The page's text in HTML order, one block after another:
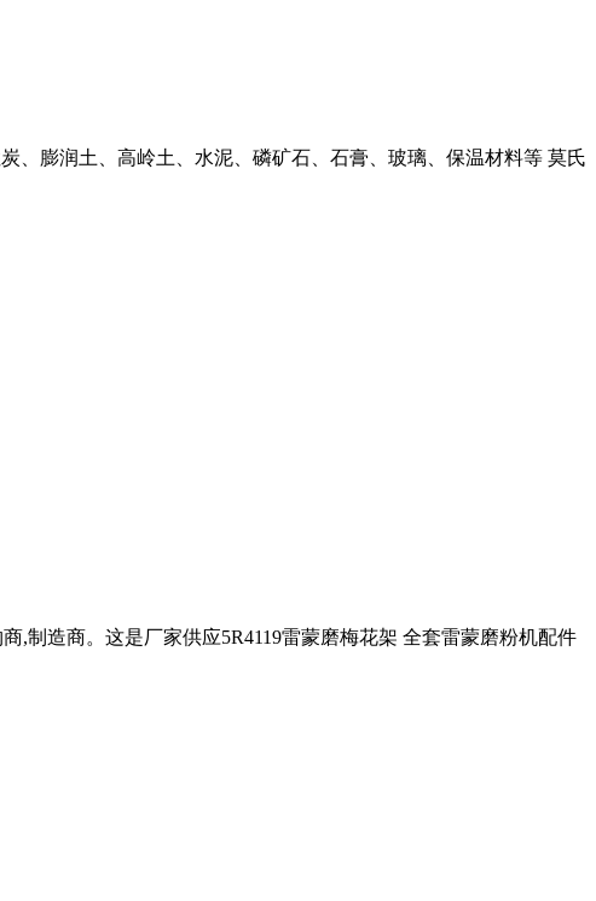
、膨润土、高岭土、水泥、磷矿石、石膏、玻璃、保温材料等 莫氏
,制造商。这是厂家供应5R4119雷蒙磨梅花架 全套雷蒙磨粉机配件